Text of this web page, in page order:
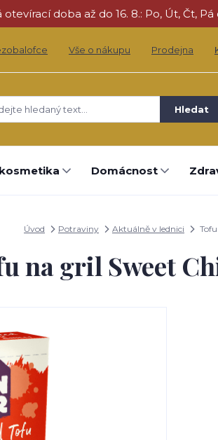
otevírací doba až do 16. 8.: Po, Út, Čt,
Vše o nákupu Prodejna
Hledat
Domácnost
Úvod Potraviny Aktuálně v lednici
na gril Sweet